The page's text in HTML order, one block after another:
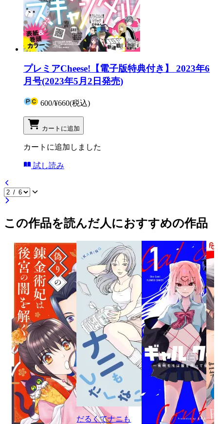
プレミアCheese!【電子版特典付き】 2023年6
月号(2023年5月2日発売)
600/¥660(税込)
カートに追加
カートに追加しました
試し読み
この作品を読んだ人におすすめの作品
だるくてナニも